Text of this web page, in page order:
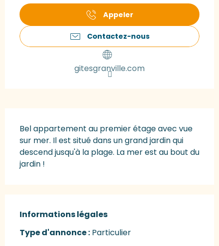
Appeler
Contactez-nous
gitesgranville.com
Bel appartement au premier étage avec vue
sur mer. Il est situé dans un grand jardin qui
descend jusqu'à la plage. La mer est au bout du
jardin !
Informations légales
Informations légales
Type d'annonce : Particulier